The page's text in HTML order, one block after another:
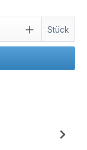
Stück